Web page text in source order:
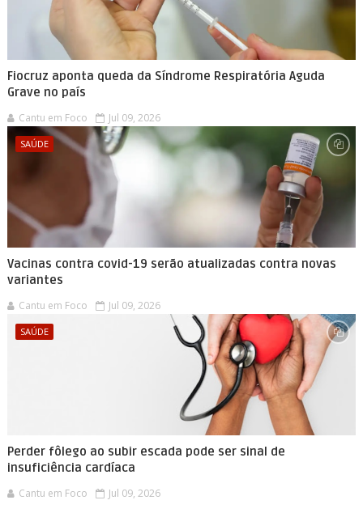
Fiocruz aponta queda da Síndrome Respiratória Aguda
Grave no país
Cantu em Foco Jul 09, 2026
SAÚDE
Vacinas contra covid-19 serão atualizadas contra novas
variantes
Cantu em Foco Jul 09, 2026
SAÚDE
Perder fôlego ao subir escada pode ser sinal de
insuficiência cardíaca
Cantu em Foco Jul 09, 2026